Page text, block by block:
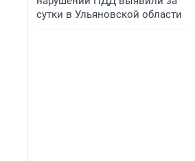
сутки в Ульяновской области